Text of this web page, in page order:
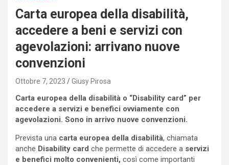
Carta europea della disabilità,
accedere a beni e servizi con
agevolazioni: arrivano nuove
convenzioni
Ottobre 7, 2023 Giusy Pirosa
Carta europea della disabilità o “Disability card” per
accedere a servizi e benefici ovviamente con
agevolazioni. Sono in arrivo nuove convenzioni.
Prevista una carta europea della disabilità, chiamata
anche Disability card che permette di accedere a servizi
e benefici molto convenienti, così come importanti